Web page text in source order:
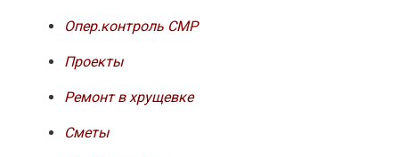
Опер.контроль СМР
Проекты
Ремонт в хрущевке
Сметы